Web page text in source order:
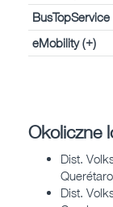
BusTopService
eMobility (+)
Okoliczne
Dist.
Dist.